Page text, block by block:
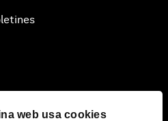
web usa cookies